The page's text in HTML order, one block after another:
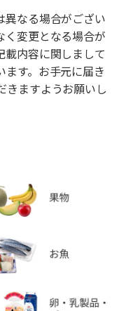
なる場合がござい
く変更となる場合が
載内容に関しまして
ます。お手元に届き
きますようお願いし